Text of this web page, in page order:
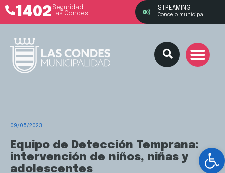
1402 Seguridad
Las Condes
STREAMING
Concejo municipal
09/05/2023
Equipo de Detección Temprana:
intervención de niños, niñas y
adolescentes